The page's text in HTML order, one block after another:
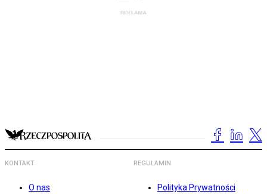
KONTAKT
O nas
REGULAMIN
Polityka Prywatności